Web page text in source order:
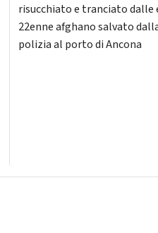
risucchiato e tranciato dalle
22enne afghano salvato
polizia al porto di Ancona